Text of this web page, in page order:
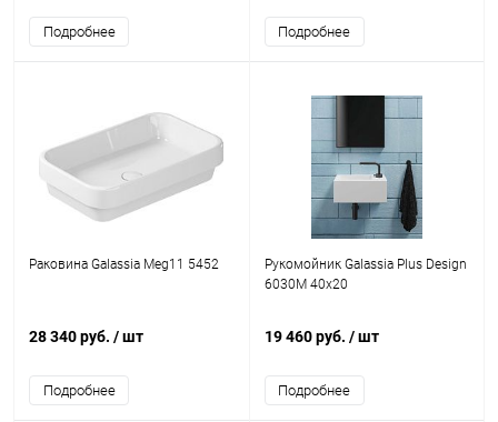
Подробнее Подробнее
Раковина Galassia Meg11 5452
28 340 руб. / шт
Подробнее
Рукомойник Galassia Plus Design
6030M 40x20
19 460 руб. / шт
Подробнее